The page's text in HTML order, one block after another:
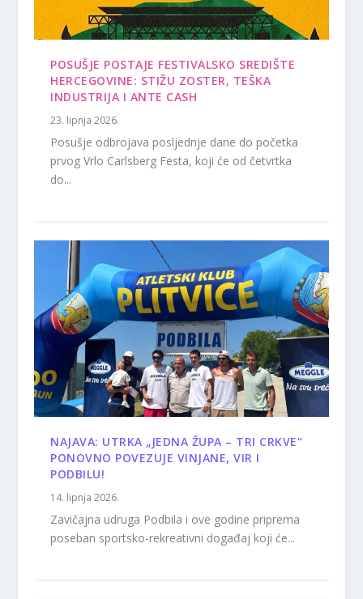
POSUŠJE POSTAJE FESTIVALSKO SREDIŠTE
HERCEGOVINE: STIŽU ZOSTER, TEŠKA
INDUSTRIJA I ANTE CASH
23. lipnja 2026.
Posušje odbrojava posljednje dane do početka
prvog Vrlo Carlsberg Festa, koji će od četvrtka
do...
NAJAVA: UTRKA „JEDNA ŽUPA – TRI CRKVE“
PONOVNO POVEZUJE VINJANE, VIR I
PODBILU!
14. lipnja 2026.
Zavičajna udruga Podbila i ove godine priprema
poseban sportsko-rekreativni događaj koji će...